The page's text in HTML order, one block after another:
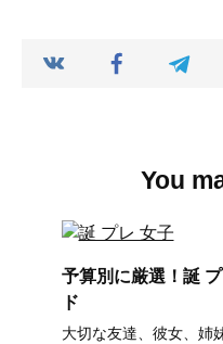
You
予算別に厳選！誕
ド
大切な友達、彼女、